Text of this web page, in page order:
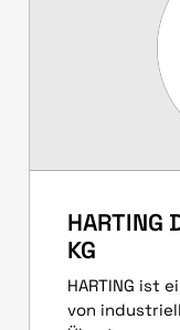
KG
HARTING ist
von